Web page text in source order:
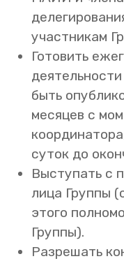
участникам
Готовить
быть
месяцев с
суток до
Выступать с
лица Группы
этого
Группы).
Разрешать